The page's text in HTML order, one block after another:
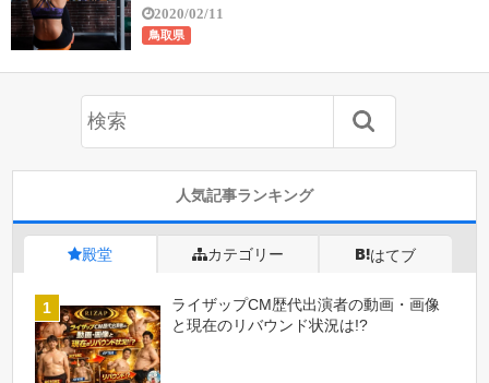
2020/02/11
鳥取県
人気記事ランキング
殿堂 カテゴリー はてブ
ライザップCM歴代出演者の動画・画像
と現在のリバウンド状況は!?